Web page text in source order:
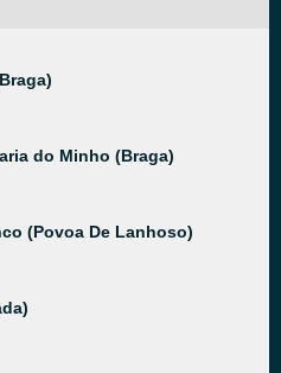
do Minho (Braga)
(Povoa De Lanhoso)